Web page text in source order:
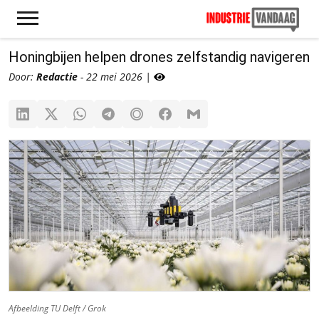
Honingbijen helpen drones zelfstandig navigeren
Door: Redactie - 22 mei 2026 |
Afbeelding TU Delft / Grok